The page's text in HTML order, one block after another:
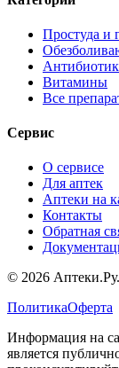
Простуда и
Витамины
Все
Сервис
О сервисе
Для аптек
Аптеки на
Контакты
Обратная
© 2026
ПолитикаОферта
Информация на
является